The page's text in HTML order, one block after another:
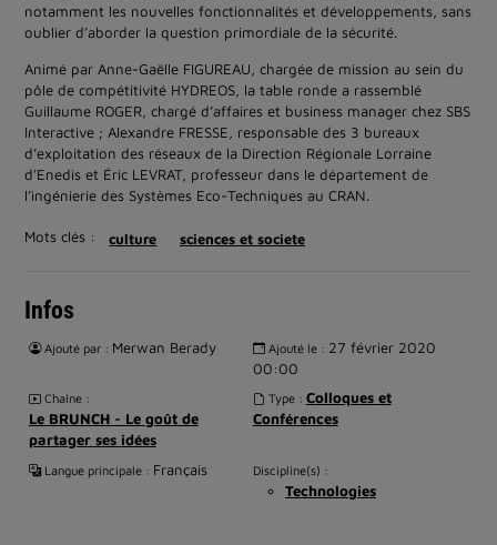
notamment les nouvelles fonctionnalités et développements, sans
oublier d’aborder la question primordiale de la sécurité.
Animé par Anne-Gaëlle FIGUREAU, chargée de mission au sein du
pôle de compétitivité HYDREOS, la table ronde a rassemblé
Guillaume ROGER, chargé d’affaires et business manager chez SBS
Interactive ; Alexandre FRESSE, responsable des 3 bureaux
d’exploitation des réseaux de la Direction Régionale Lorraine
d'Enedis et Éric LEVRAT, professeur dans le département de
l’ingénierie des Systèmes Eco-Techniques au CRAN.
Mots clés : culture sciences et societe
Infos
Ajouté par : Merwan Berady Ajouté le : 27 février 2020
00:00
Chaîne :
Le BRUNCH - Le goût de
partager ses idées
Type : Colloques et
Conférences
Langue principale : Français Discipline(s) :
Technologies